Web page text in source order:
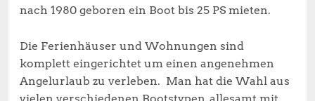
nach 1980 geboren ein Boot bis 25 PS mieten.
Die Ferienhäuser und Wohnungen sind
komplett eingerichtet um einen angenehmen
Angelurlaub zu verleben. Man hat die Wahl aus
vielen verschiedenen Bootstypen, allesamt mit